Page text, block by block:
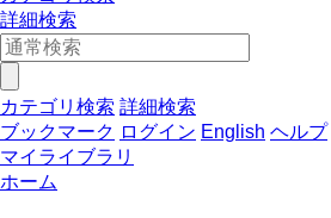
詳細検索
カテゴリ検索 詳細検索
ブックマーク ログイン English ヘルプ
マイライブラリ
ホーム